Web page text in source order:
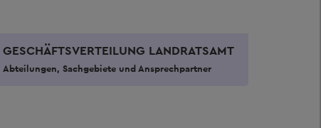
GESCHÄFTSVERTEILUNG LANDRATSAMT
Abteilungen, Sachgebiete und Ansprechpartner